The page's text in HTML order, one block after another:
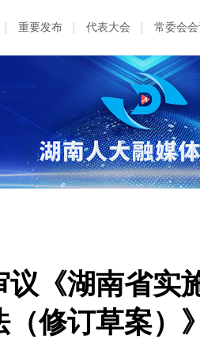
重要发布 代表大会 常委会会
《湖南省实
修订草案）